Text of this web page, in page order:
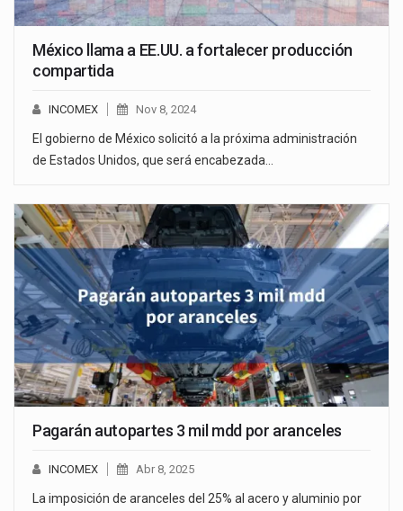
México llama a EE.UU. a fortalecer producción
compartida
INCOMEX Nov 8, 2024
El gobierno de México solicitó a la próxima administración
de Estados Unidos, que será encabezada…
Pagarán autopartes 3 mil mdd por aranceles
INCOMEX Abr 8, 2025
La imposición de aranceles del 25% al acero y aluminio por